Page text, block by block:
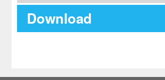
Download